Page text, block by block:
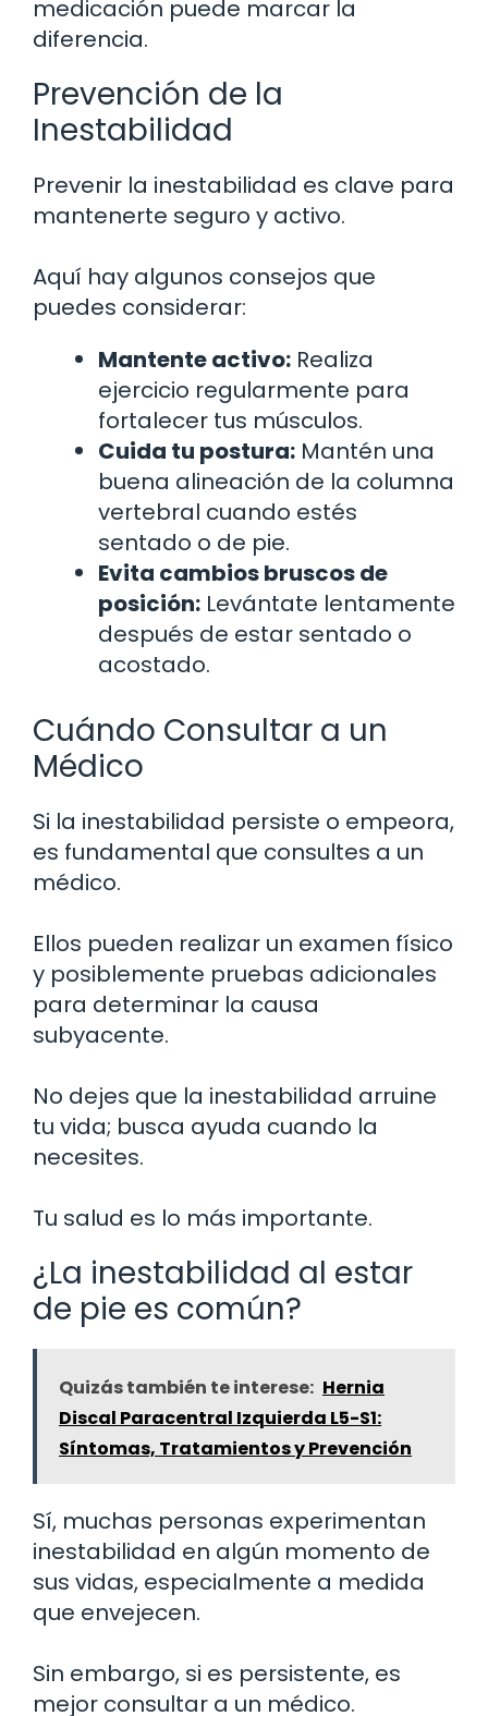
medicación puede marcar la
diferencia.
Prevención de la
Inestabilidad
Prevenir la inestabilidad es clave para
mantenerte seguro y activo.
Aquí hay algunos consejos que
puedes considerar:
Mantente activo: Realiza
ejercicio regularmente para
fortalecer tus músculos.
Cuida tu postura: Mantén una
buena alineación de la columna
vertebral cuando estés
sentado o de pie.
Evita cambios bruscos de
posición: Levántate lentamente
después de estar sentado o
acostado.
Cuándo Consultar a un
Médico
Si la inestabilidad persiste o empeora,
es fundamental que consultes a un
médico.
Ellos pueden realizar un examen físico
y posiblemente pruebas adicionales
para determinar la causa
subyacente.
No dejes que la inestabilidad arruine
tu vida; busca ayuda cuando la
necesites.
Tu salud es lo más importante.
¿La inestabilidad al estar
de pie es común?
Quizás también te interese: Hernia
Discal Paracentral Izquierda L5-S1:
Síntomas, Tratamientos y Prevención
Sí, muchas personas experimentan
inestabilidad en algún momento de
sus vidas, especialmente a medida
que envejecen.
Sin embargo, si es persistente, es
mejor consultar a un médico.